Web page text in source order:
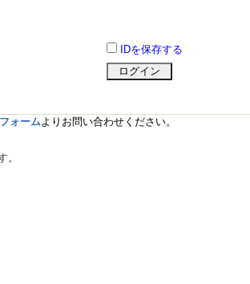
IDを保存する
フォームよりお問い合わせください。
。